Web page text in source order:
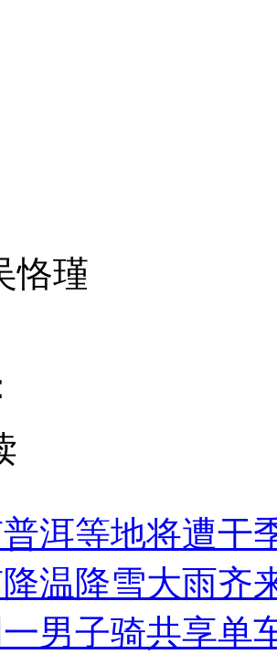
恪瑾
洱等地将遭干
温降雪大雨齐
男子骑共享单